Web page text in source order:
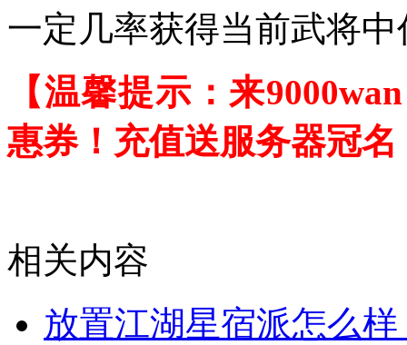
一定几率获得当前武将
【温馨提示：来
惠券！充值送服务器冠
相关内容
放置江湖星宿派怎么